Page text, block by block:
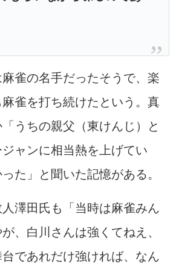
雀の名手だったそうで、楽
雀を打ち続けたという。真
うちの親父（東けんじ）と
ャンに相当熱を上げてい
た」と聞いた記憶がある。
澤田氏も「当時は麻雀みん
、白川さんは強くてねえ、
であれだけ強ければ、なん